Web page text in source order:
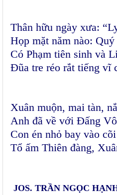
Thân hữu ngày xưa:
Họp mặt năm nào:
Có Phạm tiên sinh và
Đũa tre réo rắt tiếng vĩ
Xuân muộn, mai tàn,
Anh đã về với Đấng
Con én nhỏ bay vào
Tổ ấm Thiên đàng,
JOS. TRẦN NGỌC